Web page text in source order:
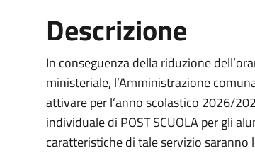
Descrizione
In conseguenza della riduzione
ministeriale, l’Amministrazione
attivare per l’anno scolastico 2026/
individuale di POST SCUOLA per gli
caratteristiche di tale servizio saranno